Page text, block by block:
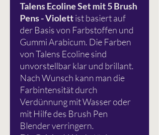
Talens Ecoline Set mit 5 Brush
Pens - Violettist basiert auf
der Basis von Farbstoffen und
Gummi Arabicum. Die Farben
von Talens Ecoline sind
unvorstellbar klar und brillant.
Nach Wunsch kann man die
Farbintensität durch
Verdünnung mit Wasser oder
mit Hilfe des Brush Pen
Blender verringern.